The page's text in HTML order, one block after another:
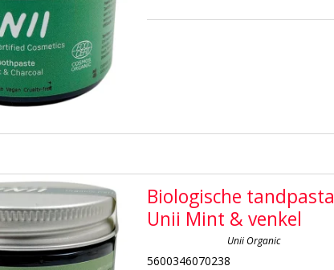
Biologische tandpasta
Unii Mint & venkel
Unii Organic
5600346070238